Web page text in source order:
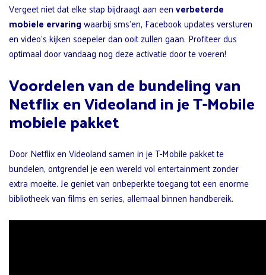
Vergeet niet dat elke stap bijdraagt aan eenverbeterde
mobiele ervaringwaarbij sms’en, Facebook updates versturen
en video’s kijken soepeler dan ooit zullen gaan. Profiteer dus
optimaal door vandaag nog deze activatie door te voeren!
Voordelen van de bundeling van
Netflix en Videoland in je T-Mobile
mobiele pakket
Door Netflix en Videoland samen in je T-Mobile pakket te
bundelen, ontgrendel je een wereld vol entertainment zonder
extra moeite. Je geniet van onbeperkte toegang tot een enorme
bibliotheek van films en series, allemaal binnen handbereik.